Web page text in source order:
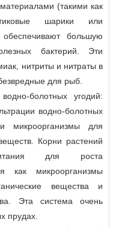
(такими как
шарики или
обеспечивают большую
бактерий. Эти
нитриты и нитраты в
для рыб.
болотных угодий:
водно-болотных
микроорганизмы для
Корни растений
для роста
как микроорганизмы
вещества и
Эта система очень
прудах.